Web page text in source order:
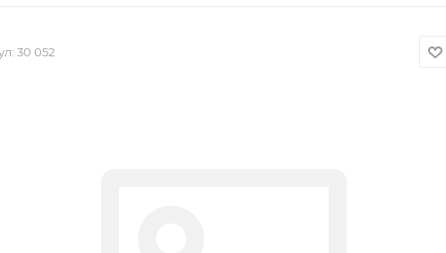
30 052